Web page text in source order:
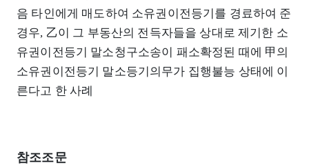
음 타인에게 매도하여 소유권이전등기를 경료하여 준
경우, 乙이 그 부동산의 전득자들을 상대로 제기한 소
유권이전등기 말소청구소송이 패소확정된 때에 甲의
소유권이전등기 말소등기의무가 집행불능 상태에 이
른다고 한 사례
참조조문